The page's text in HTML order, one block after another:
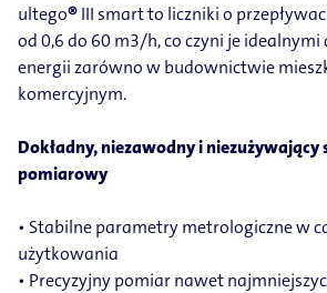
ultego®III smart to liczniki o
od 0,6 do 60 m3/h, co czyni je
energii zarówno w budownictwie
komercyjnym.
Dokładny, niezawodny i niezużywający
pomiarowy
• Stabilne parametry metrologiczne w
użytkowania
• Precyzyjny pomiar nawet